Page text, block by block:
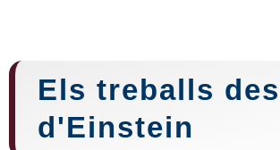
Els treballs
d'Einstein